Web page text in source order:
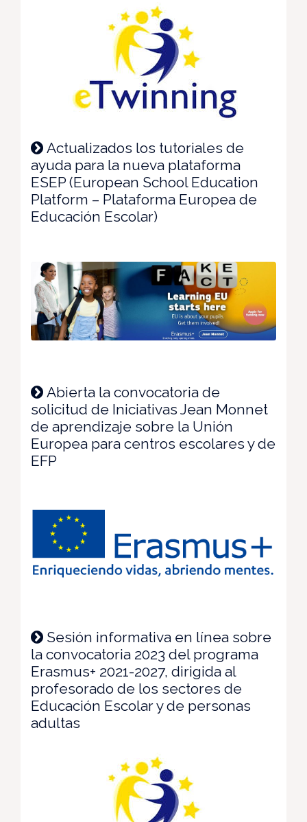
Actualizados los tutoriales de
ayuda para la nueva plataforma
ESEP (European School Education
Platform – Plataforma Europea de
Educación Escolar)
Abierta la convocatoria de
solicitud de Iniciativas Jean Monnet
de aprendizaje sobre la Unión
Europea para centros escolares y de
EFP
Sesión informativa en línea sobre
la convocatoria 2023 del programa
Erasmus+ 2021-2027, dirigida al
profesorado de los sectores de
Educación Escolar y de personas
adultas